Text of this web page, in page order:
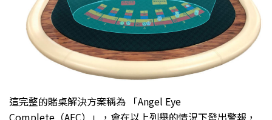
這完整的賭桌解決方案稱為 「Angel Eye